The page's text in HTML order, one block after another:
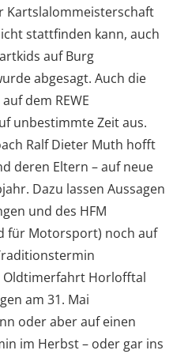
Kartslalommeisterschaft
stattfinden kann, auch
auf Burg
abgesagt. Auch die
dem REWE
unbestimmte Zeit aus.
Ralf Dieter Muth hofft
deren Eltern – auf neue
Dazu lassen Aussagen
und des HFM
für Motorsport) noch auf
Oldtimerfahrt Horlofftal
am 31. Mai
oder aber auf einen
im Herbst – oder gar ins